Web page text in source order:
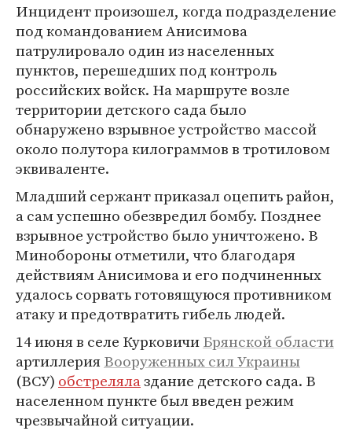
Инцидент произошел, когда подразделение
под командованием Анисимова
патрулировало один из населенных
пунктов, перешедших под контроль
российских войск. На маршруте возле
территории детского сада было
обнаружено взрывное устройство массой
около полутора килограммов в тротиловом
эквиваленте.
Младший сержант приказал оцепить район,
а сам успешно обезвредил бомбу. Позднее
взрывное устройство было уничтожено. В
Минобороны отметили, что благодаря
действиям Анисимова и его подчиненных
удалось сорвать готовящуюся противником
атаку и предотвратить гибель людей.
14 июня в селе КурковичиБрянской области
артиллерияВооруженных силУкраины
(ВСУ) обстрелялаздание детского сада. В
населенном пункте был введен режим
чрезвычайной ситуации.